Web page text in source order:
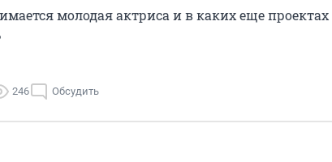
молодая актриса и в каких еще проектах
246 Обсудить